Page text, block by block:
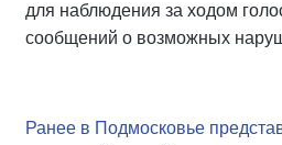
для наблюдения за ходом
сообщений о возможных
Ранее в Подмосковье